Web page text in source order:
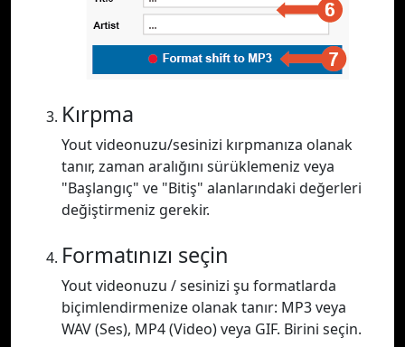
Kırpma
Yout videonuzu/sesinizi kırpmanıza olanak
tanır, zaman aralığını sürüklemeniz veya
"Başlangıç" ve "Bitiş" alanlarındaki değerleri
değiştirmeniz gerekir.
Formatınızı seçin
Yout videonuzu / sesinizi şu formatlarda
biçimlendirmenize olanak tanır: MP3 veya
WAV (Ses), MP4 (Video) veya GIF. Birini seçin.